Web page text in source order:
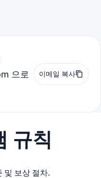
으로
이메일 복사
규칙
및 보상 절차.